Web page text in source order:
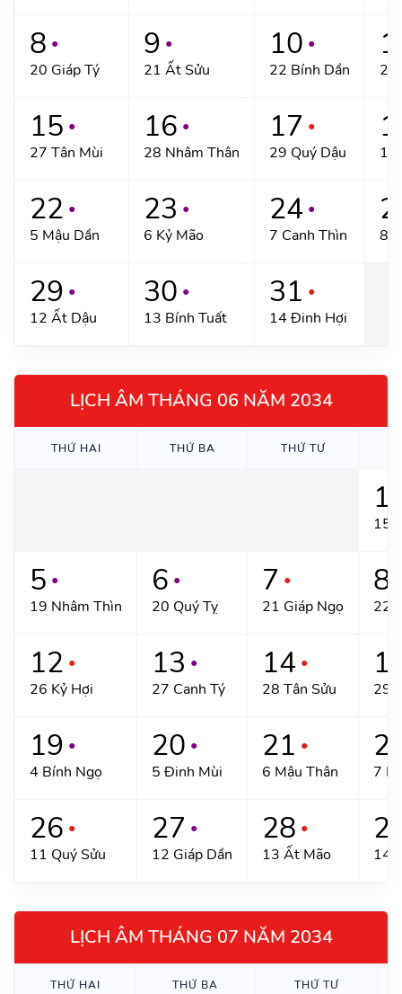
8 ●
20 Giáp Tý
9 ●
21 Ất Sửu
10 ●
22 Bính Dần 23
15 ●
27 Tân Mùi
16 ●
28 Nhâm Thân
17 ●
29 Quý Dậu 1/
22 ●
5 Mậu Dần
23 ●
6 Kỷ Mão
24 ●
7 Canh Thìn 8
29 ●
12 Ất Dậu
30 ●
13 Bính Tuất
31 ●
14 Đinh Hợi
LỊCH ÂM THÁNG 06 NĂM 2034
THỨ HAI THỨ BA THỨ TƯ
1
15/
5 ●
19 Nhâm Thìn
6 ●
20 Quý Tỵ
7 ●
21 Giáp Ngọ
8
22
12 ●
26 Kỷ Hợi
13 ●
27 Canh Tý
14 ●
28 Tân Sửu 29
19 ●
4 Bính Ngọ
20 ●
5 Đinh Mùi
21 ●
6 Mậu Thân 7
26 ●
11 Quý Sửu
27 ●
12 Giáp Dần
28 ●
13 Ất Mão 14
LỊCH ÂM THÁNG 07 NĂM 2034
THỨ HAI THỨ BA THỨ TƯ